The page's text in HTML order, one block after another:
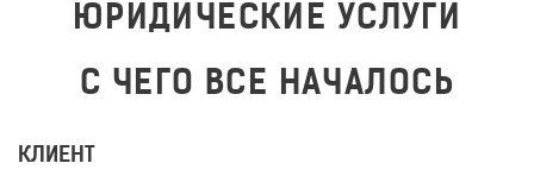
ЮРИДИЧЕСКИЕ УСЛУГИ
С ЧЕГО ВСЕ НАЧАЛОСЬ
КЛИЕНТ